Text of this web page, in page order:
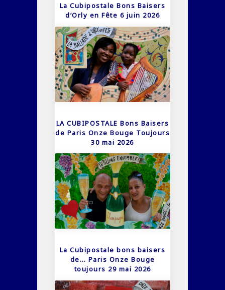
La Cubipostale Bons Baisers
d’Orly en Fête 6 juin 2026
LA CUBIPOSTALE Bons Baisers
de Paris Onze Bouge Toujours
30 mai 2026
La Cubipostale bons baisers
de… Paris Onze Bouge
toujours 29 mai 2026